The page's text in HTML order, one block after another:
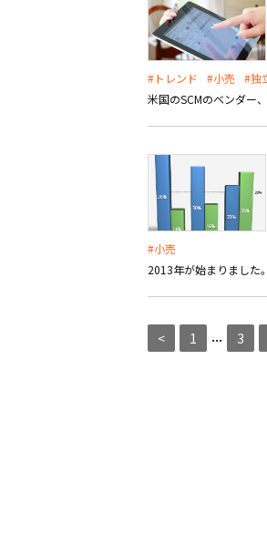
#トレンド #小売
#独
米国のSCMのベンダー
#小売
2013年が始まりました
< 1 ... 3